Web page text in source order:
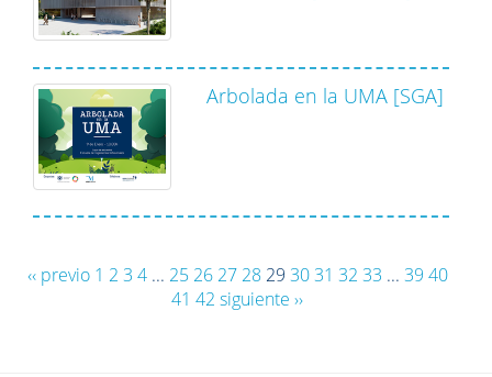
Arbolada en la UMA [SGA]
‹‹ previo 1 2 3 4... 25 26 27 28 29 30 31 32 33 ... 39 40
41 42 siguiente ››